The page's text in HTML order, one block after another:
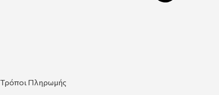
Τρόποι Πληρωμής